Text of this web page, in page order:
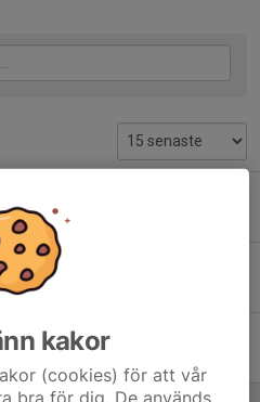
kakor
(cookies) för att vår
bra för dig. De används